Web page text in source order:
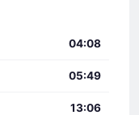
04:08
05:49
13:06